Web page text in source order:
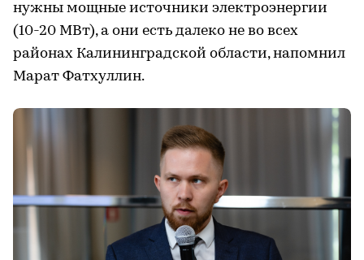
нужны мощные источники электроэнергии
(10-20 МВт), а они есть далеко не во всех
районах Калининградской области, напомнил
Марат Фатхуллин.